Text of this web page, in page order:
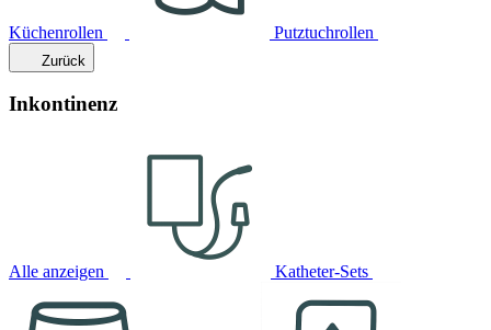
Küchenrollen Putztuchrollen
Zurück
Inkontinenz
Alle anzeigen Katheter-Sets